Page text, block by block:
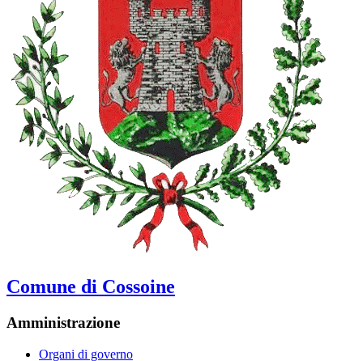
Comune di Cossoine
Amministrazione
Organi di governo